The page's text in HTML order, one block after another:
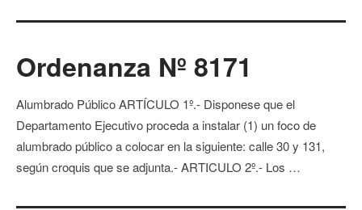
Ordenanza Nº 8171
Alumbrado Público ARTÍCULO 1º.- Disponese que el
Departamento Ejecutivo proceda a instalar (1) un foco de
alumbrado público a colocar en la siguiente: calle 30 y 131,
según croquis que se adjunta.- ARTICULO 2º.- Los …